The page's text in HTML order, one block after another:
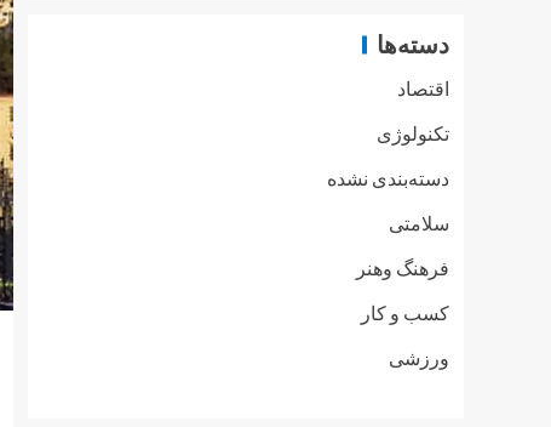
دسته‌ها
اقتصاد
تکنولوژی
دسته‌بندی نشده
سلامتی
فرهنگ وهنر
کسب و کار
ورزشی